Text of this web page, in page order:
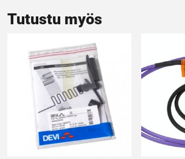
Tutustu myös